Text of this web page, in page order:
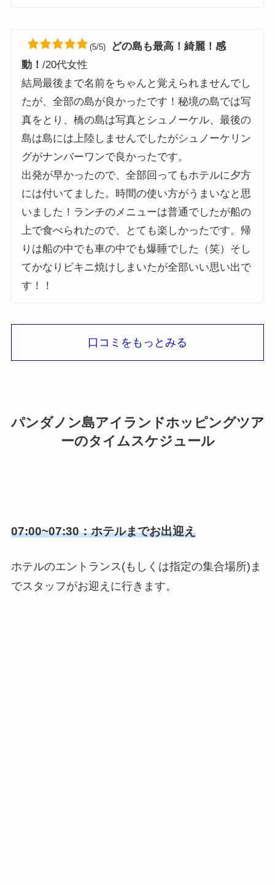
(5/5)
どの島も最高！綺麗！感
動！/20代女性
結局最後まで名前をちゃんと覚えられませんでし
たが、全部の島が良かったです！秘境の島では写
真をとり、橋の島は写真とシュノーケル、最後の
島は島には上陸しませんでしたがシュノーケリン
グがナンバーワンで良かったです。
出発が早かったので、全部回ってもホテルに夕方
には付いてました。時間の使い方がうまいなと思
いました！ランチのメニューは普通でしたが船の
上で食べられたので、とても楽しかったです。帰
りは船の中でも車の中でも爆睡でした（笑）そし
てかなりビキニ焼けしまいたが全部いい思い出で
す！！
口コミをもっとみる
パンダノン島アイランドホッピングツア
ーのタイムスケジュール
07:00~07:30：ホテルまでお出迎え
ホテルのエントランス(もしくは指定の集合場所)ま
でスタッフがお迎えに行きます。